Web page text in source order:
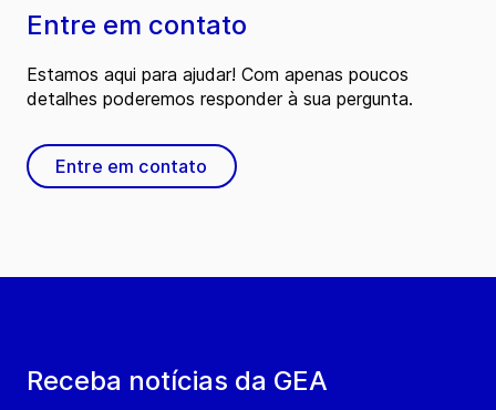
Receba notícias da GEA
Entre em contato
Estamos aqui para ajudar! Com apenas poucos
detalhes poderemos responder à sua pergunta.
Entre em contato